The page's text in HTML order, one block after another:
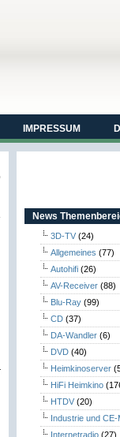
IMPRESSUM
News
3D-TV (24)
Allgemeines (77)
Autohifi (26)
AV-Receiver (88)
Blu-Ray (99)
CD (37)
DA-Wandler (6)
DVD (40)
Heimkinoserver
HiFi Heimkino
HTDV (20)
Industrie und CE-
Internetradio (27)